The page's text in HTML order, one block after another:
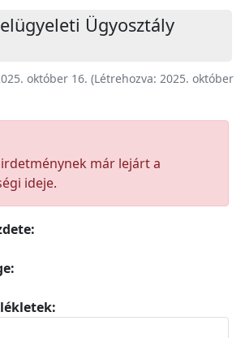
Ügyosztály
október 16. (Létrehozva: 2025. október
már lejárt a
ideje.